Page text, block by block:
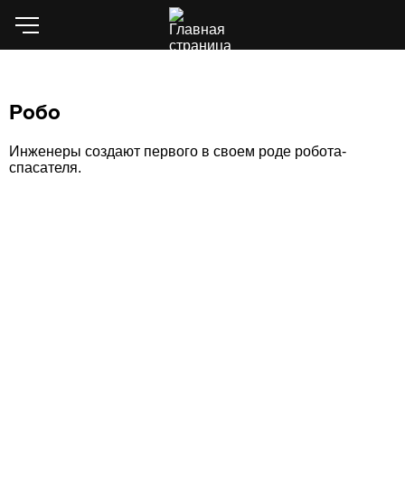
Робо
Инженеры создают первого в своем роде робота-
спасателя.